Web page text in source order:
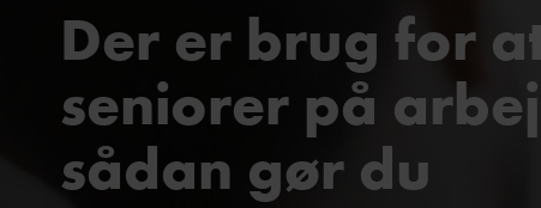
Der er brug for
seniorer på
sådan gør du